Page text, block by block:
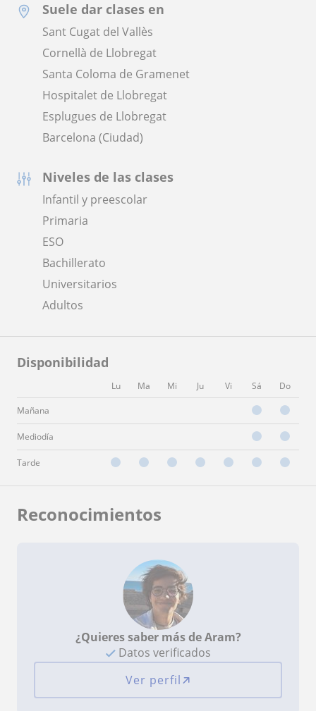
Suele dar clases en
Sant Cugat del Vallès
Cornellà de Llobregat
Santa Coloma de Gramenet
Hospitalet de Llobregat
Esplugues de Llobregat
Barcelona (Ciudad)
Niveles de las clases
Infantil y preescolar
Primaria
ESO
Bachillerato
Universitarios
Adultos
Disponibilidad
Lu Ma Mi Ju Vi Sá Do
Mañana
Mediodía
Tarde
Reconocimientos
¿Quieres saber más de Aram?
Datos verificados
Ver perfil